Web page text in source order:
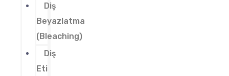
Diş
Beyazlatma
(Bleaching)
Diş
Eti